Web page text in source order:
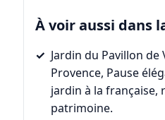
À voir aussi dans
Jardin du Pavillon de
Provence, Pause
jardin à la française,
patrimoine.